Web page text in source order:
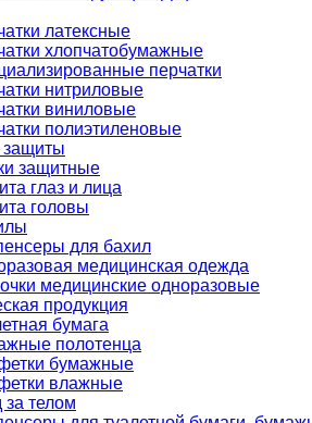
латексные
хлопчатобумажные
перчатки
нитриловые
виниловые
полиэтиленовые
защиты
защитные
глаз и лица
головы
для бахил
медицинская одежда
медицинские одноразовые
продукция
бумага
полотенца
бумажные
влажные
за телом